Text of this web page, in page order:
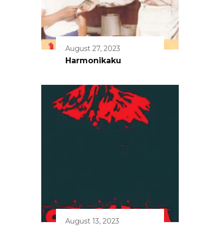
August 27, 2023
Harmonikaku
August 13, 2023